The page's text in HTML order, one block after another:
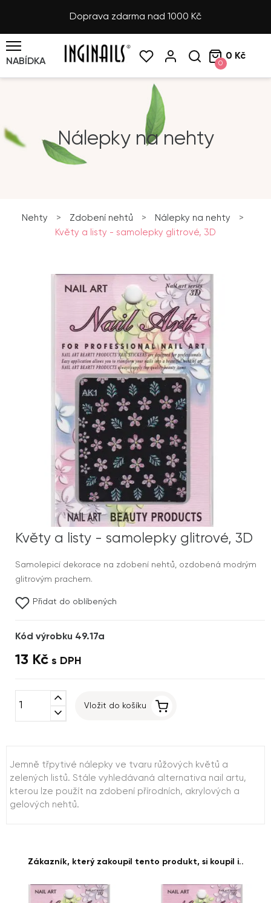
Doprava zdarma nad 1000 Kč
NABÍDKA 0
0 Kč
Nálepky na nehty
Nehty > Zdobení nehtů > Nálepky na nehty
>
Květy a listy - samolepky glitrové, 3D
Květy a listy - samolepky glitrové, 3D
Samolepicí dekorace na zdobení nehtů, ozdobená modrým
glitrovým prachem.
Přidat do oblíbených
Kód výrobku 49.17a
13 Kč s DPH
expand_less
expand_more
Vložit do košíku
Jemně třpytivé nálepky ve tvaru růžových květů a
zelených listů. Stále vyhledávaná alternativa nail artu,
kterou lze použít na zdobení přírodních, akrylových a
gelových nehtů.
Zákazník, který zakoupil tento produkt, si koupil i..